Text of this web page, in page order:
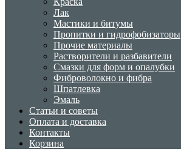
Лак
Мастики и битумы
Пропитки и гидрофобизаторы
Прочие материалы
Растворители и разбавители
Смазки для форм и опалубки
Фиброволокно и фибра
Шпатлевка
Эмаль
Статьи и советы
Оплата и доставка
Контакты
Корзина